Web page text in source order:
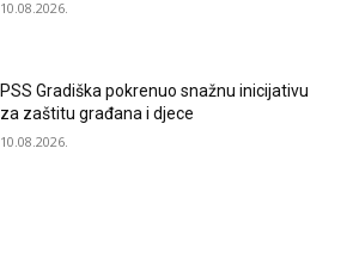
10.08.2026.
PSS Gradiška pokrenuo snažnu inicijativu
za zaštitu građana i djece
10.08.2026.